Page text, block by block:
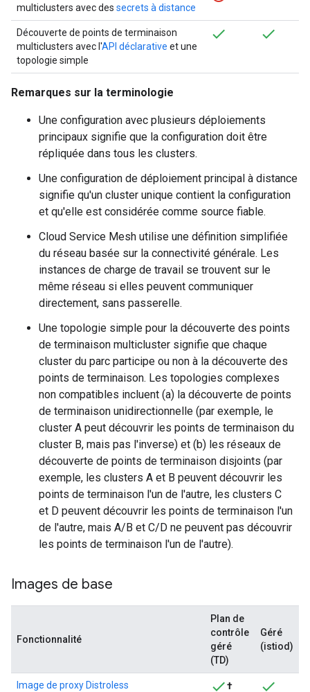
multiclusters avec des secrets à distance
Découverte de points de terminaison
multiclusters avec l'API déclarative et une
topologie simple
Remarques sur la terminologie
Une configuration avec plusieurs déploiements
principaux signifie que la configuration doit être
répliquée dans tous les clusters.
Une configuration de déploiement principal à distance
signifie qu'un cluster unique contient la configuration
et qu'elle est considérée comme source fiable.
Cloud Service Mesh utilise une définition simplifiée
du réseau basée sur la connectivité générale. Les
instances de charge de travail se trouvent sur le
même réseau si elles peuvent communiquer
directement, sans passerelle.
Une topologie simple pour la découverte des points
de terminaison multicluster signifie que chaque
cluster du parc participe ou non à la découverte des
points de terminaison. Les topologies complexes
non compatibles incluent (a) la découverte de points
de terminaison unidirectionnelle (par exemple, le
cluster A peut découvrir les points de terminaison du
cluster B, mais pas l'inverse) et (b) les réseaux de
découverte de points de terminaison disjoints (par
exemple, les clusters A et B peuvent découvrir les
points de terminaison l'un de l'autre, les clusters C
et D peuvent découvrir les points de terminaison l'un
de l'autre, mais A/B et C/D ne peuvent pas découvrir
les points de terminaison l'un de l'autre).
Images de base
Fonctionnalité
Plan de
contrôle
géré
(TD)
Géré
(istiod)
Image de proxy Distroless †